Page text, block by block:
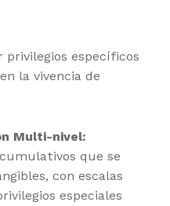
privilegios específicos
la vivencia de
Multi-nivel:
que se
con escalas
especiales